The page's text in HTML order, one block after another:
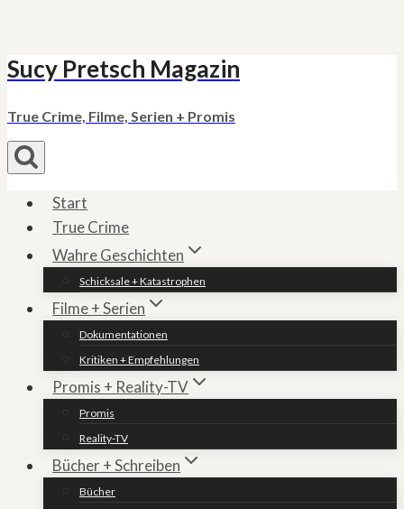
Zum
springen
Sucy Pretsch Magazin
True Crime, Filme, Serien + Promis
Start
True Crime
Wahre Geschichten
Schicksale + Katastrophen
Filme + Serien
Dokumentationen
Kritiken + Empfehlungen
Promis + Reality-TV
Promis
Reality-TV
Bücher + Schreiben
Bücher